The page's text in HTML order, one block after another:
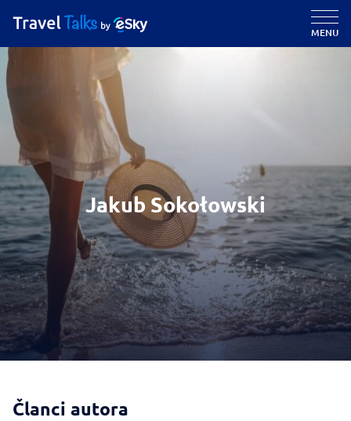
MENU
Jakub Sokołowski
Članci autora